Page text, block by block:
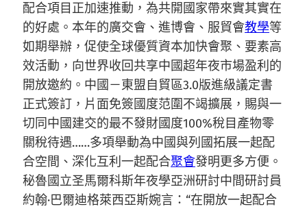
配合項目正加速推動，為共開國家帶來實其實在
的好處。本年的廣交會、進博會、服貿會教學等
如期舉辦，促使全球優質資本加快會聚、要素高
效活動，向世界收回共享中國超年夜市場盈利的
開放邀約。中國－東盟自貿區3.0版進級議定書
正式簽訂，片面免簽國度范圍不竭擴展，賜與一
切同中國建交的最不發財國度100%稅目產物零
關稅待遇……多項舉動為中國與列國拓展一起配
合空間、深化互利一起配合聚會發明更多方便。
秘魯國立圣馬爾科斯年夜學亞洲研討中間研討員
約翰·巴爾迪格萊西亞斯婉言：“在開放一起配合